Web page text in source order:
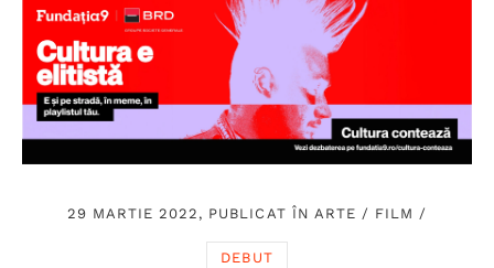
29 MARTIE 2022, PUBLICAT ÎN ARTE / FILM /
DEBUT